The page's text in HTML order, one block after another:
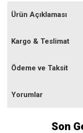
Ürün Açıklaması
Kargo & Teslimat
Ödeme ve Taksit
Yorumlar
Son